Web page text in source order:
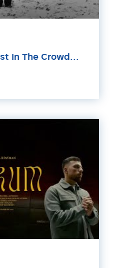
In The Crowd...